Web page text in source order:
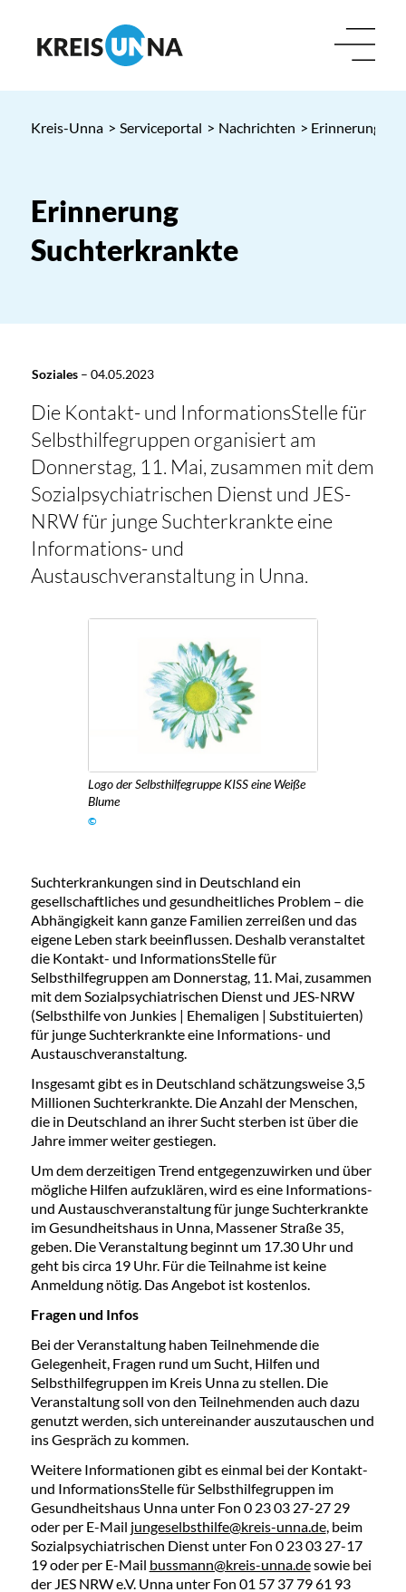
Kreis-Unna > Serviceportal > Nachrichten > Erinnerung
Erinnerung
Suchterkrankte
Soziales– 04.05.2023
Die Kontakt- und InformationsStelle für
Selbsthilfegruppen organisiert am
Donnerstag, 11. Mai, zusammen mit dem
Sozialpsychiatrischen Dienst und JES-
NRW für junge Suchterkrankte eine
Informations- und
Austauschveranstaltung in Unna.
Logo der Selbsthilfegruppe KISS eine Weiße
Blume
©
Suchterkrankungen sind in Deutschland ein
gesellschaftliches und gesundheitliches Problem – die
Abhängigkeit kann ganze Familien zerreißen und das
eigene Leben stark beeinflussen. Deshalb veranstaltet
die Kontakt- und InformationsStelle für
Selbsthilfegruppen am Donnerstag, 11. Mai, zusammen
mit dem Sozialpsychiatrischen Dienst und JES-NRW
(Selbsthilfe von Junkies | Ehemaligen | Substituierten)
für junge Suchterkrankte eine Informations- und
Austauschveranstaltung.
Insgesamt gibt es in Deutschland schätzungsweise 3,5
Millionen Suchterkrankte. Die Anzahl der Menschen,
die in Deutschland an ihrer Sucht sterben ist über die
Jahre immer weiter gestiegen.
Um dem derzeitigen Trend entgegenzuwirken und über
mögliche Hilfen aufzuklären, wird es eine Informations-
und Austauschveranstaltung für junge Suchterkrankte
im Gesundheitshaus in Unna, Massener Straße 35,
geben. Die Veranstaltung beginnt um 17.30 Uhr und
geht bis circa 19 Uhr. Für die Teilnahme ist keine
Anmeldung nötig. Das Angebot ist kostenlos.
Fragen und Infos
Bei der Veranstaltung haben Teilnehmende die
Gelegenheit, Fragen rund um Sucht, Hilfen und
Selbsthilfegruppen im Kreis Unna zu stellen. Die
Veranstaltung soll von den Teilnehmenden auch dazu
genutzt werden, sich untereinander auszutauschen und
ins Gespräch zu kommen.
Weitere Informationen gibt es einmal bei der Kontakt-
und InformationsStelle für Selbsthilfegruppen im
Gesundheitshaus Unna unter Fon 0 23 03 27-27 29
oder per E-Mail jungeselbsthilfe@kreis-unna.de, beim
Sozialpsychiatrischen Dienst unter Fon 0 23 03 27-17
19 oder per E-Mail bussmann@kreis-unna.desowie bei
der JES NRW e.V. Unna unter Fon 01 57 37 79 61 93